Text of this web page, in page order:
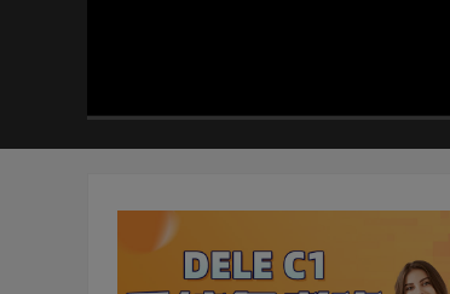
35:24 / 35:24